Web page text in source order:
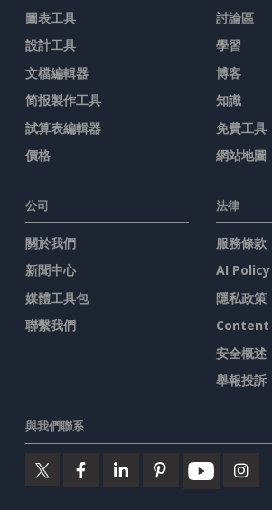
圖表工具
設計工具
文檔編輯器
简报製作工具
試算表編輯器
價格
討論區
學習
博客
知識
免費工具
網站地圖
公司
關於我們
新聞中心
媒體工具包
聯繫我們
法律
服務條款
AI Policy
隱私政策
Content
安全概述
舉報投訴
與我們聯系